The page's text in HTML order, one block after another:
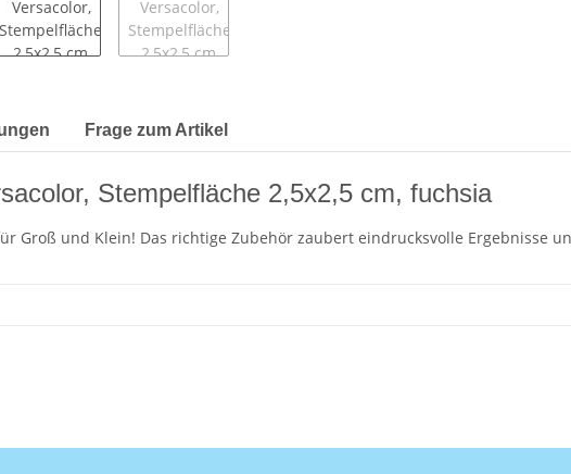
Frage zum Artikel
Stempelfläche 2,5x2,5 cm, fuchsia
Groß und Klein! Das richtige Zubehör zaubert eindrucksvolle Ergebnisse